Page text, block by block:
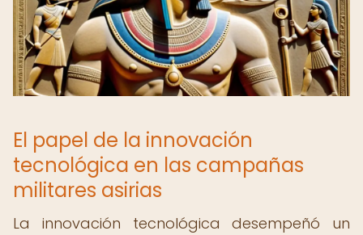
El papel de la innovación
tecnológica en las campañas
militares asirias
La innovación tecnológica desempeñó un